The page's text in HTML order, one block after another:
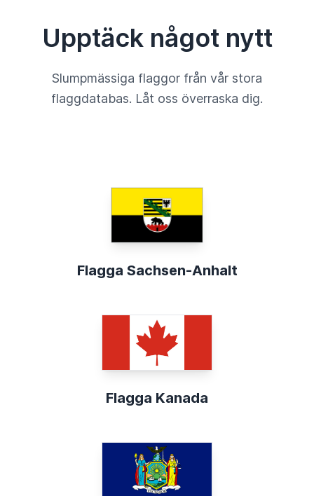
Upptäck något nytt
Slumpmässiga flaggor från vår stora
flaggdatabas. Låt oss överraska dig.
Flagga Sachsen-Anhalt
Flagga Kanada